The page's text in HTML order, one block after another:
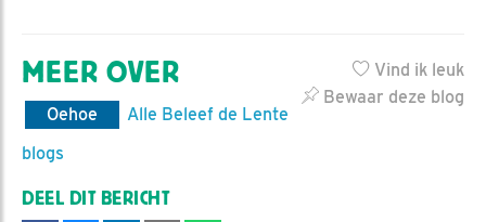
Vind ik leuk
Bewaar deze blog
MEER OVER
Oehoe
Alle Beleef de Lente
blogs
DEEL DIT BERICHT